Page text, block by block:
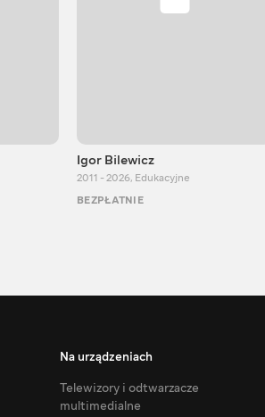
Igor Bilewicz
2011 - 2026, Edukacyjne
BEZPŁATNIE
Na urządzeniach
Telewizory i odtwarzacze
multimedialne